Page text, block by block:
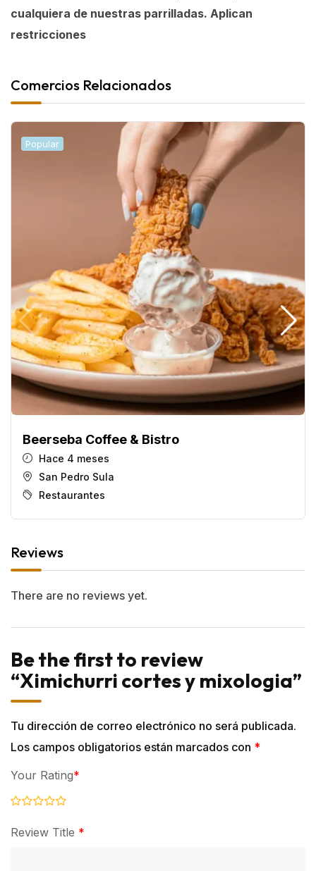
cualquiera de nuestras parrilladas. Aplican
restricciones
Comercios Relacionados
Popular
Beerseba Coffee & Bistro
Hace 4 meses
San Pedro Sula
Restaurantes
Reviews
There are no reviews yet.
Be the first to review
“Ximichurri cortes y mixologia”
Tu dirección de correo electrónico no será publicada.
Los campos obligatorios están marcados con *
Review Title *
Your Rating*